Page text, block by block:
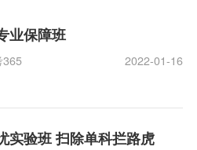
业保障班
365 2022-01-16
实验班 扫除单科拦路虎